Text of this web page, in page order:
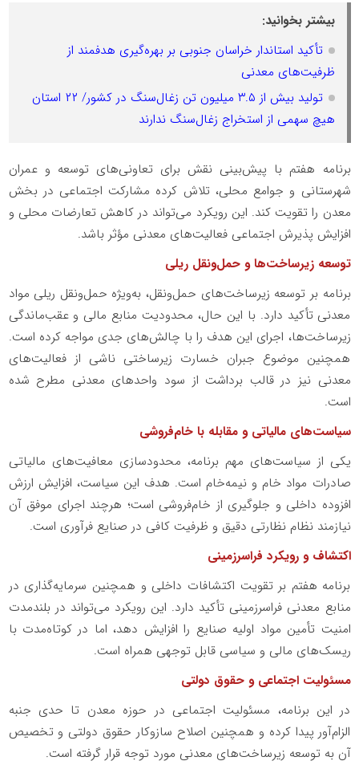
بیشتر بخوانید:
تأکید استاندار خراسان جنوبی بر بهره‌گیری هدفمند از
ظرفیت‌های معدنی
تولید بیش از ۳.۵ میلیون تن زغال‌سنگ در کشور/ ۲۲ استان
هیچ سهمی از استخراج زغال‌سنگ ندارند
برنامه هفتم با پیش‌بینی نقش برای تعاونی‌های توسعه و عمران
شهرستانی و جوامع محلی، تلاش کرده مشارکت اجتماعی در بخش
معدن را تقویت کند. این رویکرد می‌تواند در کاهش تعارضات محلی و
افزایش پذیرش اجتماعی فعالیت‌های معدنی مؤثر باشد.
توسعه زیرساخت‌ها و حمل‌ونقل ریلی
برنامه بر توسعه زیرساخت‌های حمل‌ونقل، به‌ویژه حمل‌ونقل ریلی مواد
معدنی تأکید دارد. با این حال، محدودیت منابع مالی و عقب‌ماندگی
زیرساخت‌ها، اجرای این هدف را با چالش‌های جدی مواجه کرده است.
همچنین موضوع جبران خسارت زیرساختی ناشی از فعالیت‌های
معدنی نیز در قالب برداشت از سود واحدهای معدنی مطرح شده
است.
سیاست‌های مالیاتی و مقابله با خام‌فروشی
یکی از سیاست‌های مهم برنامه، محدودسازی معافیت‌های مالیاتی
صادرات مواد خام و نیمه‌خام است. هدف این سیاست، افزایش ارزش
افزوده داخلی و جلوگیری از خام‌فروشی است؛ هرچند اجرای موفق آن
نیازمند نظام نظارتی دقیق و ظرفیت کافی در صنایع فرآوری است.
اکتشاف و رویکرد فراسرزمینی
برنامه هفتم بر تقویت اکتشافات داخلی و همچنین سرمایه‌گذاری در
منابع معدنی فراسرزمینی تأکید دارد. این رویکرد می‌تواند در بلندمدت
امنیت تأمین مواد اولیه صنایع را افزایش دهد، اما در کوتاه‌مدت با
ریسک‌های مالی و سیاسی قابل توجهی همراه است.
مسئولیت اجتماعی و حقوق دولتی
در این برنامه، مسئولیت اجتماعی در حوزه معدن تا حدی جنبه
الزام‌آور پیدا کرده و همچنین اصلاح سازوکار حقوق دولتی و تخصیص
آن به توسعه زیرساخت‌های معدنی مورد توجه قرار گرفته است.